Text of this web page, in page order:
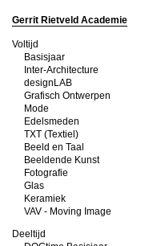
Gerrit Rietveld Academie
Voltijd
Basisjaar
Inter-Architecture
designLAB
Grafisch Ontwerpen
Mode
Edelsmeden
TXT (Textiel)
Beeld en Taal
Beeldende Kunst
Fotografie
Glas
Keramiek
VAV - Moving Image
Deeltijd